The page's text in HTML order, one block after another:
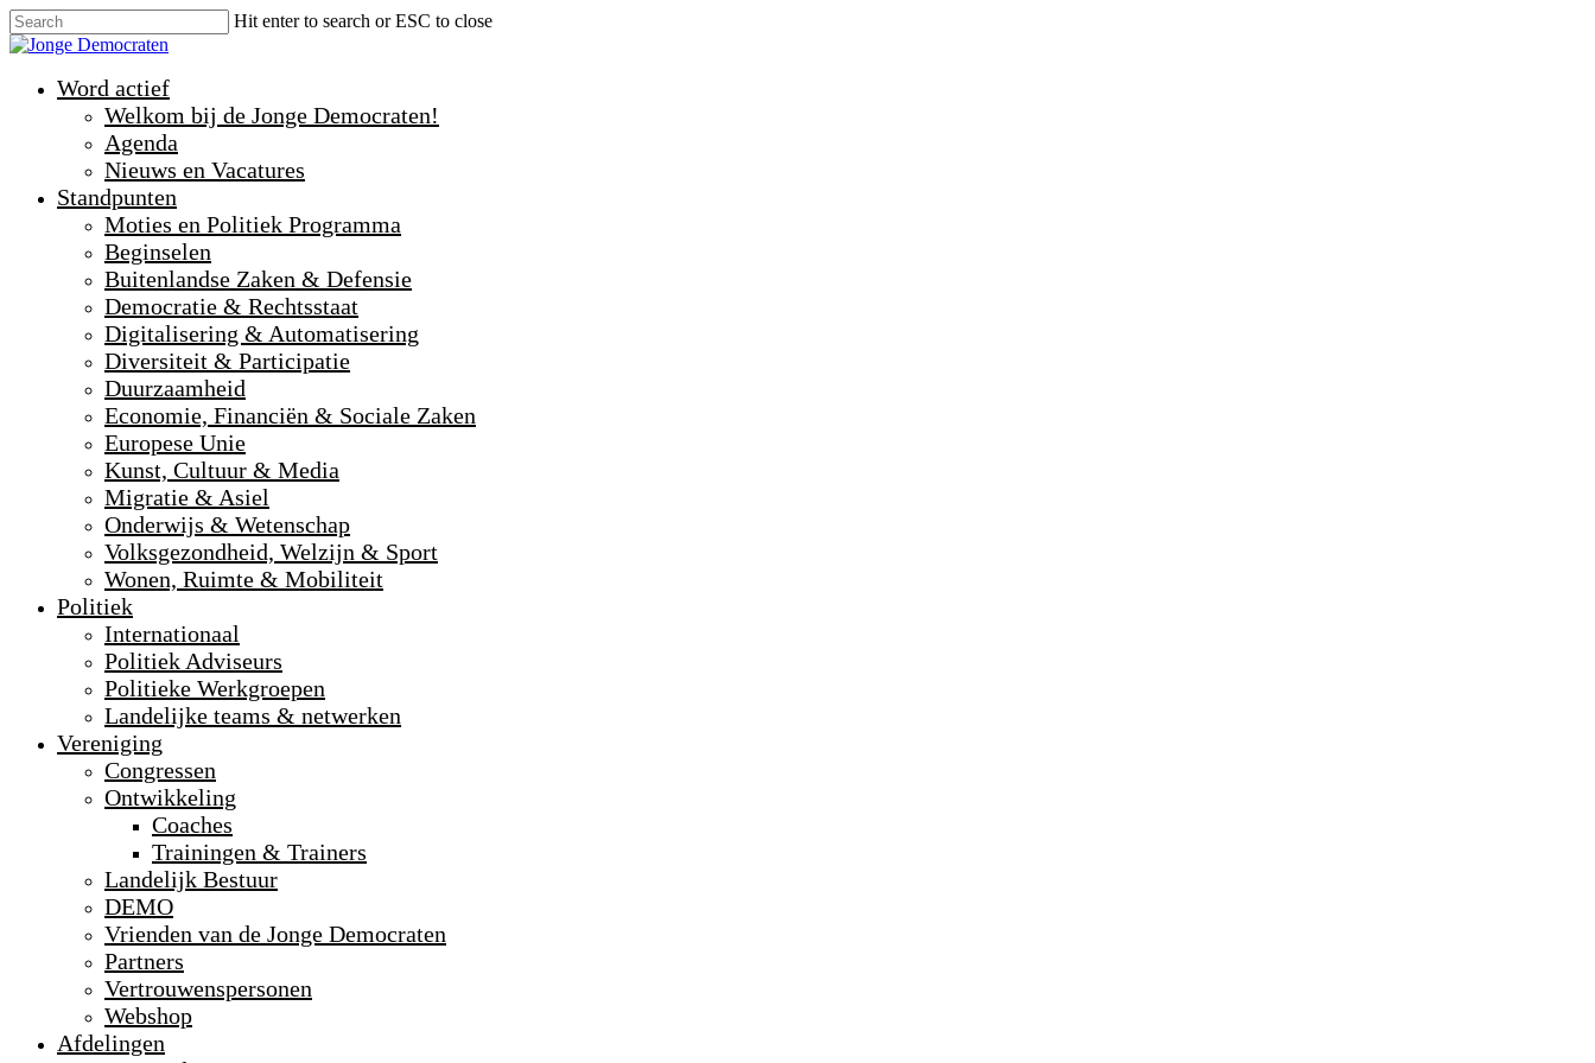
Hit enter to search or ESC to close
Word actief
Welkom bij de Jonge Democraten!
Agenda
Nieuws en Vacatures
Standpunten
Moties en Politiek Programma
Beginselen
Buitenlandse Zaken & Defensie
Democratie & Rechtsstaat
Digitalisering & Automatisering
Diversiteit & Participatie
Duurzaamheid
Economie, Financiën & Sociale Zaken
Europese Unie
Kunst, Cultuur & Media
Migratie & Asiel
Onderwijs & Wetenschap
Volksgezondheid, Welzijn & Sport
Wonen, Ruimte & Mobiliteit
Politiek
Internationaal
Politiek Adviseurs
Politieke Werkgroepen
Landelijke teams & netwerken
Vereniging
Congressen
Ontwikkeling
Coaches
Trainingen & Trainers
Landelijk Bestuur
DEMO
Vrienden van de Jonge Democraten
Partners
Vertrouwenspersonen
Webshop
Afdelingen